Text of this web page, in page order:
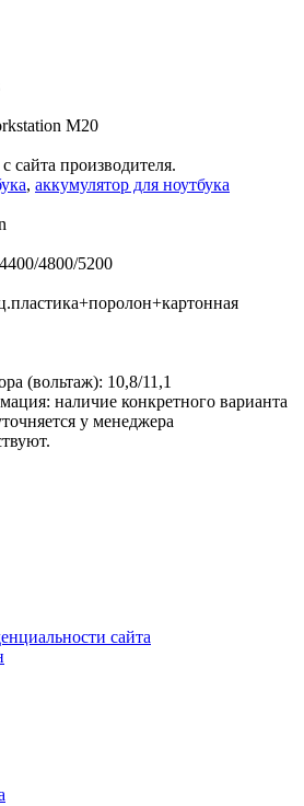
M20
сайта производителя.
, аккумулятор для ноутбука
4400/4800/5200
(вольтаж): 10,8/11,1
наличие конкретного варианта
у менеджера
сайта